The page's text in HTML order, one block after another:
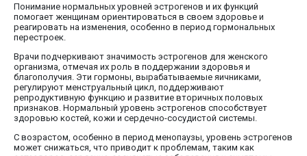
Понимание нормальных уровней эстрогенов и их функций
помогает женщинам ориентироваться в своем здоровье и
реагировать на изменения, особенно в период гормональных
перестроек.
Врачи подчеркивают значимость эстрогенов для женского
организма, отмечая их роль в поддержании здоровья и
благополучия. Эти гормоны, вырабатываемые яичниками,
регулируют менструальный цикл, поддерживают
репродуктивную функцию и развитие вторичных половых
признаков. Нормальный уровень эстрогенов способствует
здоровью костей, кожи и сердечно-сосудистой системы.
С возрастом, особенно в период менопаузы, уровень эстрогенов
может снижаться, что приводит к проблемам, таким как